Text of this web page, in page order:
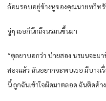
ล้อมรอบอยู่ข้างหูของคุณนายทวีทรั
จู่ๆ เธอก็นึกถึงนรมนขึ้นมา
“ตุลยาบอกว่า บ่ายสอง นรมนจะม
สองแล้ว ฉันอยากจะพบเธอ มีบางเ
นี้ ถูกฉันเข้าใจผิดมาตลอด ฉันติดค้า